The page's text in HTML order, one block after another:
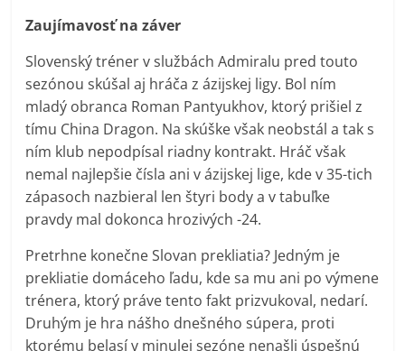
Zaujímavosť na záver
Slovenský tréner v službách Admiralu pred touto
sezónou skúšal aj hráča z ázijskej ligy. Bol ním
mladý obranca Roman Pantyukhov, ktorý prišiel z
tímu China Dragon. Na skúške však neobstál a tak s
ním klub nepodpísal riadny kontrakt. Hráč však
nemal najlepšie čísla ani v ázijskej lige, kde v 35-tich
zápasoch nazbieral len štyri body a v tabuľke
pravdy mal dokonca hrozivých -24.
Pretrhne konečne Slovan prekliatia? Jedným je
prekliatie domáceho ľadu, kde sa mu ani po výmene
trénera, ktorý práve tento fakt prizvukoval, nedarí.
Druhým je hra nášho dnešného súpera, proti
ktorému belasí v minulej sezóne nenašli úspešnú